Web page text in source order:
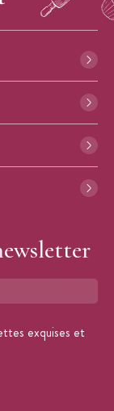
exquises et